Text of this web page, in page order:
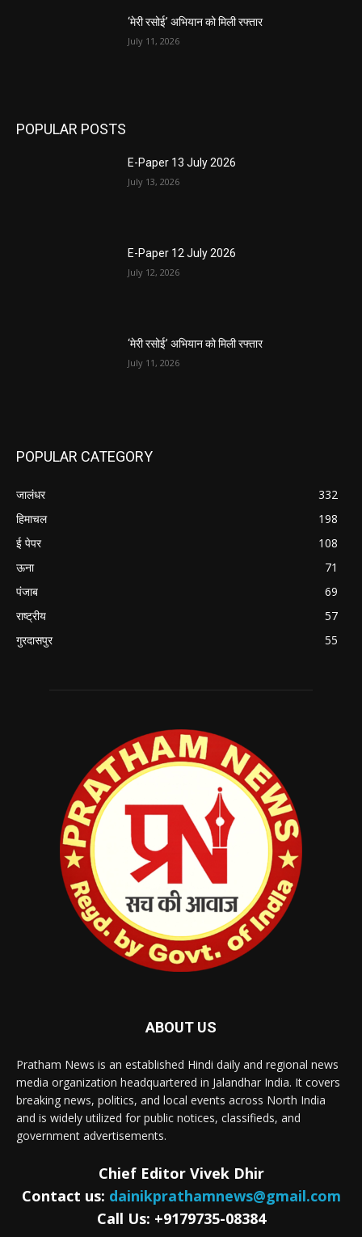
‘मेरी रसोई’ अभियान को मिली रफ्तार
July 11, 2026
POPULAR POSTS
E-Paper 13 July 2026
July 13, 2026
E-Paper 12 July 2026
July 12, 2026
‘मेरी रसोई’ अभियान को मिली रफ्तार
July 11, 2026
POPULAR CATEGORY
जालंधर
332
हिमाचल
198
ई पेपर
108
ऊना
71
पंजाब
69
राष्ट्रीय
57
गुरदासपुर
55
ABOUT US
Pratham News is an established Hindi daily and regional news
media organization headquartered in Jalandhar India. It covers
breaking news, politics, and local events across North India
and is widely utilized for public notices, classifieds, and
government advertisements.
Chief Editor Vivek Dhir
Contact us: dainikprathamnews@gmail.com
Call Us: +9179735-08384